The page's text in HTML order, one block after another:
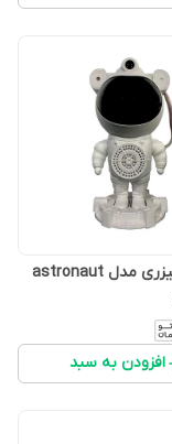
رقص نور لیزری مدل astronaut
افزودن به سبد